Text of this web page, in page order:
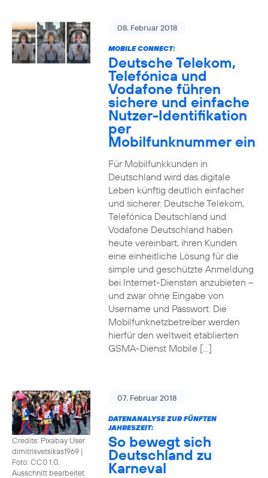
08. Februar 2018
MOBILE CONNECT:
Deutsche Telekom,
Telefónica und
Vodafone führen
sichere und einfache
Nutzer-Identifikation
per
Mobilfunknummer ein
Für Mobilfunkkunden in
Deutschland wird das digitale
Leben künftig deutlich einfacher
und sicherer. Deutsche Telekom,
Telefónica Deutschland und
Vodafone Deutschland haben
heute vereinbart, ihren Kunden
eine einheitliche Lösung für die
simple und geschützte Anmeldung
bei Internet-Diensten anzubieten –
und zwar ohne Eingabe von
Username und Passwort. Die
Mobilfunknetzbetreiber werden
hierfür den weltweit etablierten
GSMA-Dienst Mobile […]
Credits: Pixabay User
dimitrisvetsikas1969 |
Foto: CC0 1.0,
Ausschnitt bearbeitet
07. Februar 2018
DATENANALYSE ZUR FÜNFTEN
JAHRESZEIT:
So bewegt sich
Deutschland zu
Karneval